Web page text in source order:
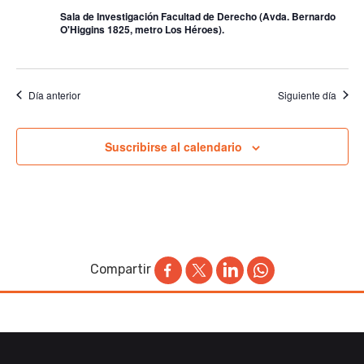
Sala de Investigación Facultad de Derecho (Avda. Bernardo
O'Higgins 1825, metro Los Héroes).
Día anterior Siguiente día
Suscribirse al calendario
Compartir